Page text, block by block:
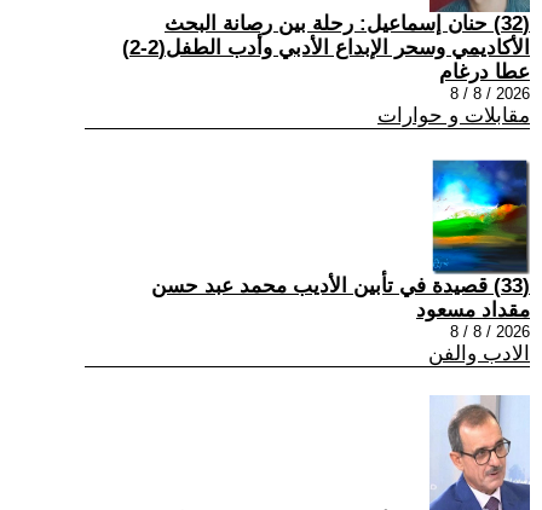
(32) حنان إسماعيل: رحلة بين رصانة البحث
الأكاديمي وسحر الإبداع الأدبي وأدب الطفل(2-2)
عطا درغام
2026 / 8 / 8
مقابلات و حوارات
(33) قصيدة في تأبين الأديب محمد عبد حسن
مقداد مسعود
2026 / 8 / 8
الادب والفن